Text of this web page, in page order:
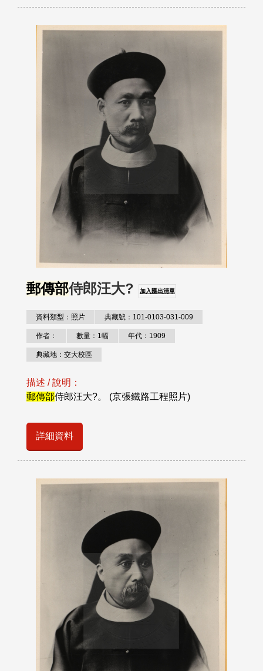
郵傳部侍郎汪大? 加入匯出清單
資料類型：照片 典藏號：101-0103-031-009
作者： 數量：1幅 年代：1909
典藏地：交大校區
描述 / 說明：
郵傳部侍郎汪大?。 (京張鐵路工程照片)
詳細資料